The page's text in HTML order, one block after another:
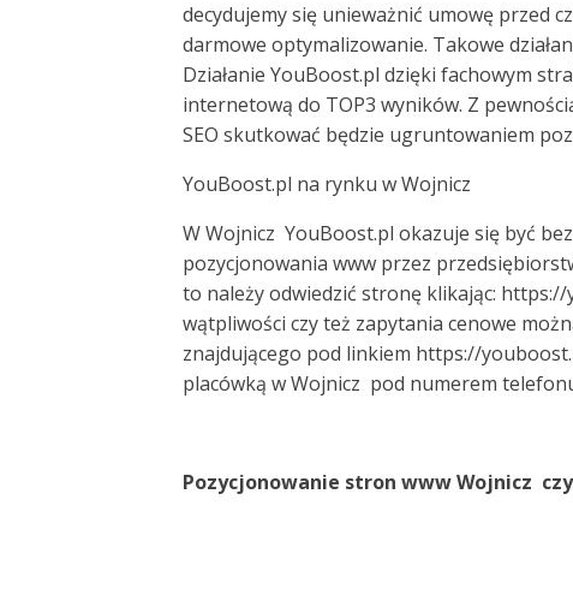
decydujemy się unieważnić umowę przed
darmowe optymalizowanie. Takowe
Działanie YouBoost.pl dzięki fachowym
internetową do TOP3 wyników. Z
SEO skutkować będzie ugruntowaniem
YouBoost.pl na rynku w Wojnicz
W Wojnicz YouBoost.pl okazuje się być
pozycjonowania www przez
to należy odwiedzić stronę klikając:
wątpliwości czy też zapytania cenowe
znajdującego pod linkiem https://
placówką w Wojnicz pod numerem
Pozycjonowanie stron www Wojnicz